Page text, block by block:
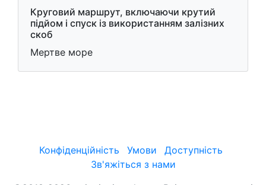
Круговий маршрут, включаючи крутий
підйом і спуск із використанням залізних
скоб
Мертве море
Конфіденційність Умови
Доступність
Зв'яжіться з нами